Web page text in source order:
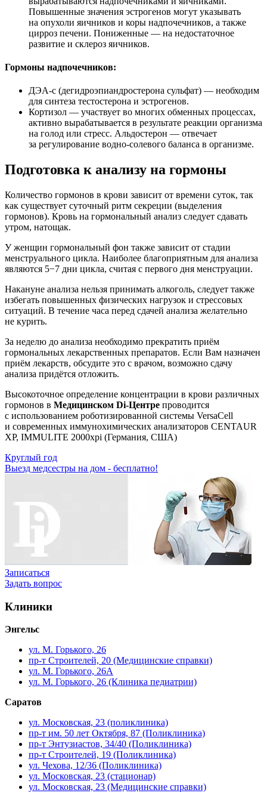
Повышенные значения эстрогенов могут указывать
на опухоли яичников и коры надпочечников, а также
цирроз печени. Пониженные — на недостаточное
развитие и склероз яичников.
Гормоны надпочечников:
ДЭА-с (дегидроэпиандростерона сульфат) — необходим
для синтеза тестостерона и эстрогенов.
Кортизол — участвует во многих обменных процессах,
активно вырабатывается в результате реакции организма
на голод или стресс. Альдостерон — отвечает
за регулирование водно-солевого баланса в организме.
Подготовка к анализу на гормоны
Количество гормонов в крови зависит от времени суток, так
как существует суточный ритм секреции (выделения
гормонов). Кровь на гормональный анализ следует сдавать
утром, натощак.
У женщин гормональный фон также зависит от стадии
менструального цикла. Наиболее благоприятным для анализа
являются 5−7 дни цикла, считая с первого дня менструации.
Накануне анализа нельзя принимать алкоголь, следует также
избегать повышенных физических нагрузок и стрессовых
ситуаций. В течение часа перед сдачей анализа желательно
не курить.
За неделю до анализа необходимо прекратить приём
гормональных лекарственных препаратов. Если Вам назначен
приём лекарств, обсудите это с врачом, возможно сдачу
анализа придётся отложить.
Высокоточное определение концентрации в крови различных
гормонов в Медицинском Di-Центре проводится
с использованием роботизированной системы VersaCell
и современных иммунохимических анализаторов CENTAUR
XP, IMMULITE 2000xpi (Германия, США)
Круглый год
Выезд медсестры на дом - бесплатно!
Записаться
Задать вопрос
Клиники
Энгельс
ул. М. Горького, 26
пр-т Строителей, 20 (Медицинские справки)
ул. М. Горького, 26А
ул. М. Горького, 26 (Клиника педиатрии)
Саратов
ул. Московская, 23 (поликлиника)
пр-т им. 50 лет Октября, 87 (Поликлиника)
пр-т Энтузиастов, 34/40 (Поликлиника)
пр-т Строителей, 19 (Поликлиника)
ул. Чехова, 12/36 (Поликлиника)
ул. Московская, 23 (стационар)
ул. Московская, 23 (Медицинские справки)